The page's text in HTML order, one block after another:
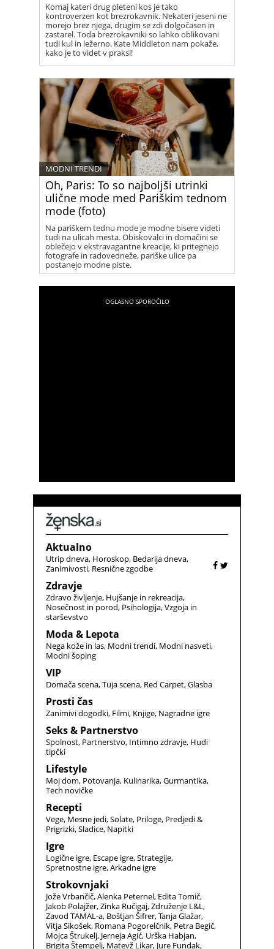
Komaj kateri drug pleteni kos je tako
kontroverzen kot brezrokavnik. Nekateri jeseni ne
morejo brez njega, drugim se zdi dolgočasen in
zastarel. Toda brezrokavniki so lahko oblikovani
tudi kul in ležerno. Kate Middleton nam pokaže,
kako je to videt v praksi!
Oh, Paris: To so najboljši utrinki
ulične mode med Pariškim tednom
mode (foto)
MODNI TRENDI
Na pariškem tednu mode je modne bisere videti
tudi na ulicah mesta. Obiskovalci in domačini se
oblečejo v ekstravagantne kreacije, ki pritegnejo
fotografe in radovedneže, pariške ulice pa
postanejo modne piste.
Aktualno
Utrip dneva Horoskop Bedarija dneva
Zanimivosti Resnične zgodbe
Zdravje
Zdravo življenje Hujšanje in rekreacija
Nosečnost in porod Psihologija Vzgoja in
starševstvo
Moda & Lepota
Nega kože in las Modni trendi Modni nasveti
Modni šoping
VIP
Domača scena Tuja scena Red Carpet Glasba
Prosti čas
Zanimivi dogodki Filmi Knjige Nagradne igre
Seks & Partnerstvo
Spolnost Partnerstvo Intimno zdravje Hudi
tipčki
Lifestyle
Moj dom Potovanja Kulinarika Gurmantika
Tech novičke
Recepti
Vege Mesne jedi Solate Priloge Predjedi &
Prigrizki Sladice Napitki
Igre
Logične igre Escape igre Strategije
Spretnostne igre Arkadne igre
Strokovnjaki
Jože Vrbančič Alenka Peternel Edita Tomič
Jakob Polajžer Zinka Ručigaj Združenje L&L
Zavod TAMAL-a Boštjan Šifrer Tanja Glažar
Vitja Sikošek Romana Pogorelčnik Petra Begič
Mojca Štrukelj Jerneja Agić Urška Habjan
Brigita Štempelj Matevž Likar Jure Fundak